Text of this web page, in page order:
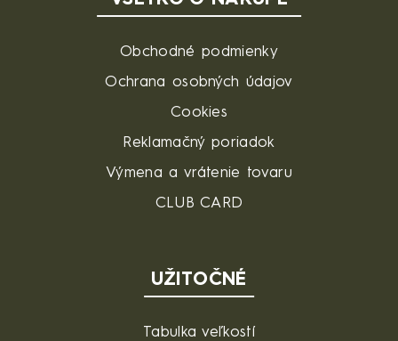
Obchodné podmienky
Ochrana osobných údajov
Cookies
Reklamačný poriadok
Výmena a vrátenie tovaru
CLUB CARD
UŽITOČNÉ
Tabulka veľkostí